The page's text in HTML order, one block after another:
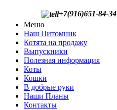
+7(916)651-84-34
Меню
Наш Питомник
Котята на продажу
Выпускники
Полезная информация
Коты
Кошки
В добрые руки
Наши Планы
Контакты